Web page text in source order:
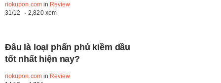
riokupon.comin Review
31/12
2,820 xem
Đâu là loại phấn phủ kiềm dầu
tốt nhất hiện nay?
riokupon.comin Review